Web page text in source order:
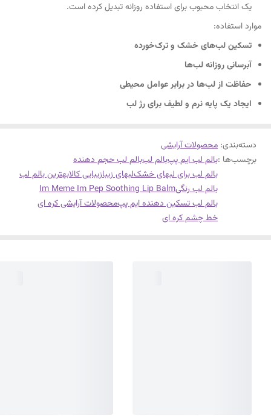
یک انتخاب محبوب برای استفاده روزانه تبدیل کرده است.
موارد استفاده:
تسکین لب‌های خشک و ترک‌خورده
آبرسانی روزانه لب‌ها
حفاظت از لب‌ها در برابر عوامل محیطی
ایجاد یک پایه نرم و لطیف برای رژ لب
دسته‌بندی: محصولات آرایشی
برچسب‌ها :بالم لب ایم پپبالم لببالم لب حجم دهنده
بالم لب برای لبهای خشکلبهای زیبازیبایی کالابهترین بالم لب
بالم لب رنگیIm Meme Im Pep Soothing Lip Balm
بالم لب تسکین دهنده ایم پپمحصولات آرایشی کره ای
خط چشم کره ای